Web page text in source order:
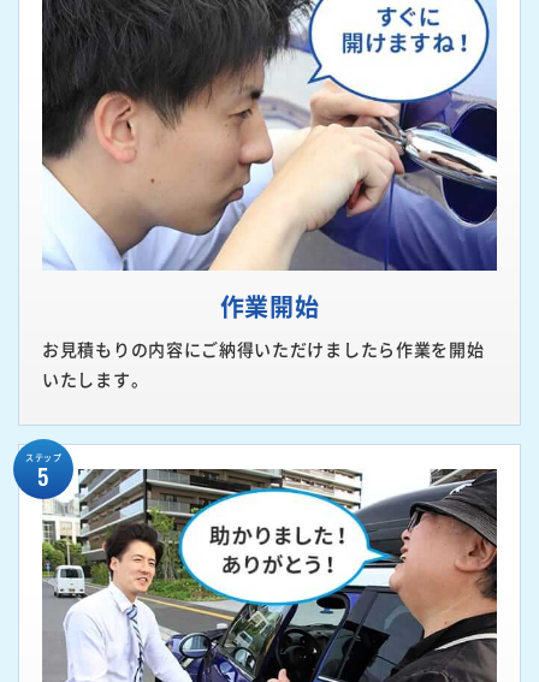
作業開始
お見積もりの内容にご納得いただけましたら作業を開始
いたします。
ステップ
5